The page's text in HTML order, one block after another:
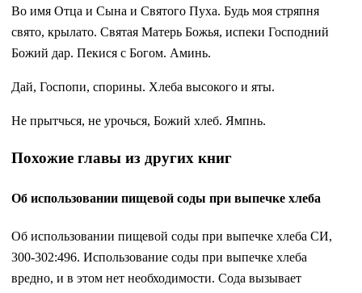
Во имя Отца и Сына и Святого Пуха. Будь моя стряпня
свято, крылато. Святая Матерь Божья, испеки Господний
Божий дар. Пекися с Богом. Аминь.
Дай, Госпопи, спорины. Хлеба высокого и яты.
Не прытчься, не урочься, Божий хлеб. Ямпнь.
Похожие главы из других книг
Об использовании пищевой соды при выпечке хлеба
Об использовании пищевой соды при выпечке хлеба СИ,
300-302:496. Использование соды при выпечке хлеба
вредно, и в этом нет необходимости. Сода вызывает